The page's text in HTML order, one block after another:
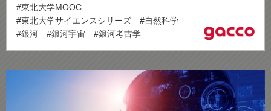
#東北大学MOOC
#東北大学サイエンスシリーズ
#自然科学
#銀河
#銀河宇宙 #銀河考古学